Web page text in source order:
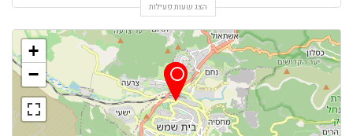
הצג שעות פעילות
+
−